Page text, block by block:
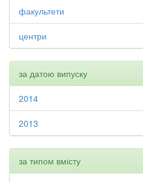
факультети
центри
за датою випуску
2014
2013
за типом вмісту